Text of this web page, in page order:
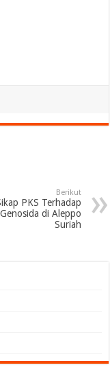
Berikut
PKS Terhadap
di Aleppo
Suriah